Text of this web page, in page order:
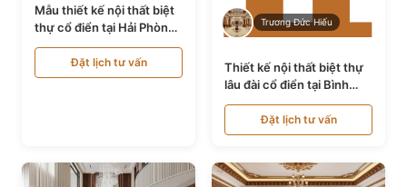
Mẫu thiết kế nội thất biệt
thự cổ điển tại Hải Phòng
NT24535
Đặt lịch tư vấn
Trương Đức Hiếu
Thiết kế nội thất biệt thự
lâu đài cổ điển tại Bình
Thuận NT21128
Đặt lịch tư vấn